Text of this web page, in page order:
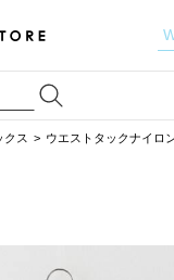
クス ウエストタックナイロ